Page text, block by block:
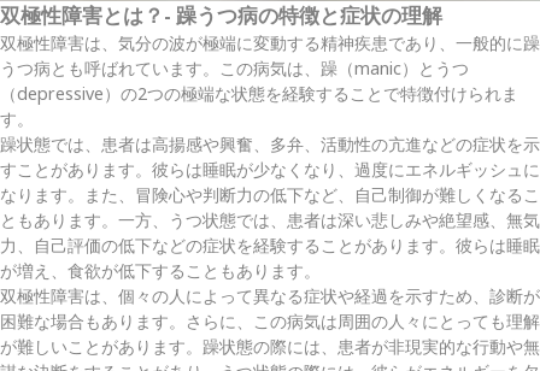
双極性障害とは？- 躁うつ病の特徴と症状の理解
双極性障害は、気分の波が極端に変動する精神疾患であり、一般的に躁
うつ病とも呼ばれています。この病気は、躁（manic）とうつ
（depressive）の2つの極端な状態を経験することで特徴付けられま
す。
躁状態では、患者は高揚感や興奮、多弁、活動性の亢進などの症状を示
すことがあります。彼らは睡眠が少なくなり、過度にエネルギッシュに
なります。また、冒険心や判断力の低下など、自己制御が難しくなるこ
ともあります。一方、うつ状態では、患者は深い悲しみや絶望感、無気
力、自己評価の低下などの症状を経験することがあります。彼らは睡眠
が増え、食欲が低下することもあります。
双極性障害は、個々の人によって異なる症状や経過を示すため、診断が
困難な場合もあります。さらに、この病気は周囲の人々にとっても理解
が難しいことがあります。躁状態の際には、患者が非現実的な行動や無